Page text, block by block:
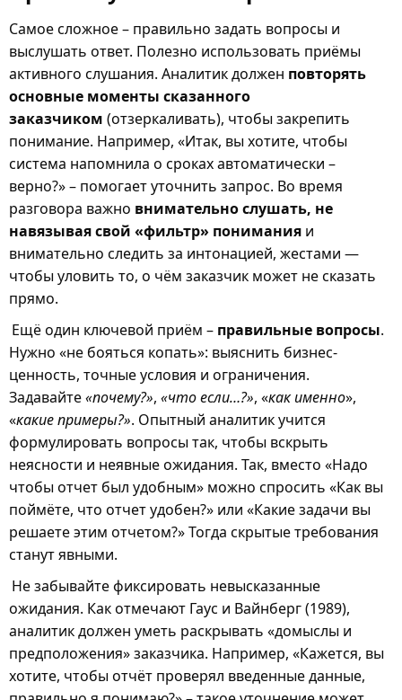
Самое сложное – правильно задать вопросы и
выслушать ответ. Полезно использовать приёмы
активного слушания. Аналитик должен повторять
основные моменты сказанного
заказчиком (отзеркаливать), чтобы закрепить
понимание. Например, «Итак, вы хотите, чтобы
система напомнила о сроках автоматически –
верно?» – помогает уточнить запрос. Во время
разговора важно внимательно слушать, не
навязывая свой «фильтр» понимания и
внимательно следить за интонацией, жестами —
чтобы уловить то, о чём заказчик может не сказать
прямо.
Ещё один ключевой приём – правильные вопросы.
Нужно «не бояться копать»: выяснить бизнес-
ценность, точные условия и ограничения.
Задавайте«почему?», «что если…?», «как именно»,
«какие примеры?». Опытный аналитик учится
формулировать вопросы так, чтобы вскрыть
неясности и неявные ожидания. Так, вместо «Надо
чтобы отчет был удобным» можно спросить «Как вы
поймёте, что отчет удобен?» или «Какие задачи вы
решаете этим отчетом?» Тогда скрытые требования
станут явными.
Не забывайте фиксировать невысказанные
ожидания. Как отмечают Гаус и Вайнберг (1989),
аналитик должен уметь раскрывать «домыслы и
предположения» заказчика. Например, «Кажется, вы
хотите, чтобы отчёт проверял введенные данные,